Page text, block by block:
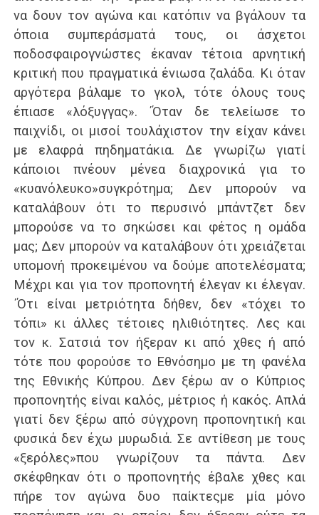
να δουν τον αγώνα και κατόπιν να βγάλουν τα
όποια συμπεράσματά τους, οι άσχετοι
ποδοσφαιρογνώστες έκαναν τέτοια αρνητική
κριτική που πραγματικά ένιωσα ζαλάδα. Κι όταν
αργότερα βάλαμε το γκολ, τότε όλους τους
έπιασε «λόξυγγας». ΄Όταν δε τελείωσε το
παιχνίδι, οι μισοί τουλάχιστον την είχαν κάνει
με ελαφρά πηδηματάκια. Δε γνωρίζω γιατί
κάποιοι πνέουν μένεα διαχρονικά για το
«κυανόλευκο»συγκρότημα; Δεν μπορούν να
καταλάβουν ότι το περυσινό μπάντζετ δεν
μπορούσε να το σηκώσει και φέτος η ομάδα
μας; Δεν μπορούν να καταλάβουν ότι χρειάζεται
υπομονή προκειμένου να δούμε αποτελέσματα;
Μέχρι και για τον προπονητή έλεγαν κι έλεγαν.
΄Ότι είναι μετριότητα δήθεν, δεν «τόχει το
τόπι» κι άλλες τέτοιες ηλιθιότητες. Λες και
τον κ. Σατσιά τον ήξεραν κι από χθες ή από
τότε που φορούσε το Εθνόσημο με τη φανέλα
της Εθνικής Κύπρου. Δεν ξέρω αν ο Κύπριος
προπονητής είναι καλός, μέτριος ή κακός. Απλά
γιατί δεν ξέρω από σύγχρονη προπονητική και
φυσικά δεν έχω μυρωδιά. Σε αντίθεση με τους
«ξερόλες»που γνωρίζουν τα πάντα. Δεν
σκέφθηκαν ότι ο προπονητής έβαλε χθες και
πήρε τον αγώνα δυο παίκτεςμε μία μόνο